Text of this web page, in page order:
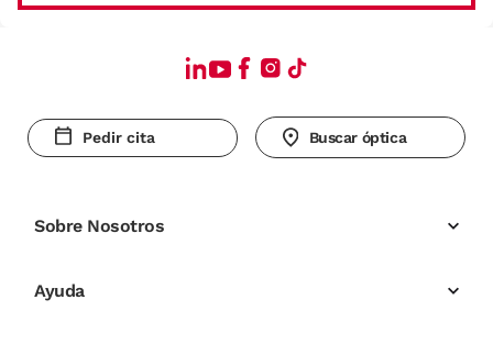
Pedir cita Buscar óptica
Sobre Nosotros
Ayuda